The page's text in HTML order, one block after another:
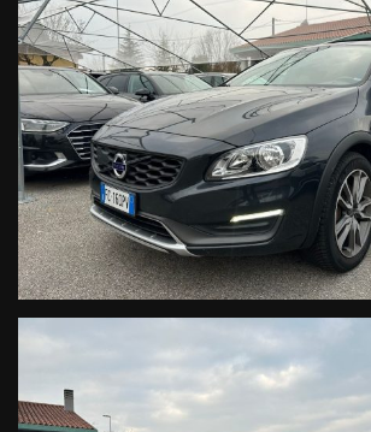
a nuovo”;
• Garanzia legale di Conformità prevista
dal Codice del Consumo;
• Garanzia estendibile fino a 60 mesi.
Segui Automobili Vendraminie leggi le
descrivono l’esperienza dei nostri clienti:
• Sul nostro sito ufficiale
potrai trovare l’intero parco auto
info per ogni singola vettura, i nostri
• Sulla nostra pagina Facebook
• Sulla nostra pagina Instagram
+ 39 347 2621925 Orari
al lunedì al
14:30/19:30 Sabato 8:30 12:30 14.30 18.30